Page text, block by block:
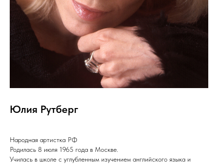
Юлия Рутберг
Народная артистка РФ
Родилась 8 июля 1965 года в Москве.
Училась в школе с углубленным изучением английского языка и